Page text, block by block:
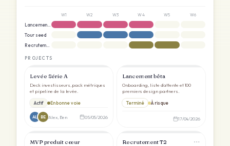
W1 W2 W3 W4 W5 W6
Tour seed
PROJECTS
Levée Série A
Deck investisseurs, pack métriques
et pipeline de la levée.
Actif En bonne voie
AL BE Alex, Ben 05/05/2026
Lancement bêta
Onboarding, liste d'attente et 100
premiers design partners.
Terminé À risque
17/04/2026
MVP produit cœur Recrutement T2